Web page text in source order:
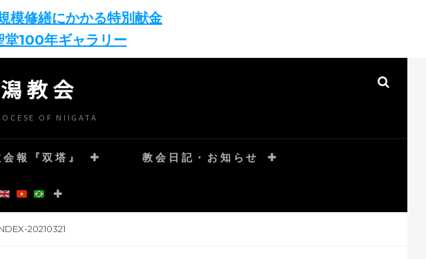
模修繕にかかる特別献金
堂100年ギャラリー
教会
OF NIIGATA
会報『双塔』 教会日記・お知らせ
20210321